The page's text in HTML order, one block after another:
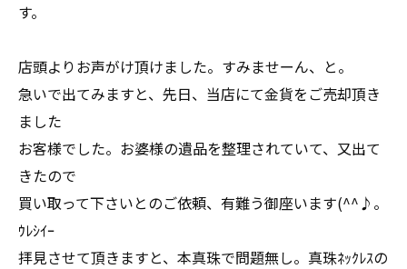
す。
店頭よりお声がけ頂けました。すみませーん、と。
急いで出てみますと、先日、当店にて金貨をご売却頂き
ました
お客様でした。お婆様の遺品を整理されていて、又出て
きたので
買い取って下さいとのご依頼、有難う御座います(^^♪。
ｳﾚｼｲｰ
拝見させて頂きますと、本真珠で問題無し。真珠ﾈｯｸﾚｽの